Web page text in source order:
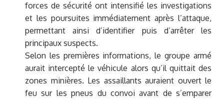
forces de sécurité ont intensifié les investigations
et les poursuites immédiatement après l’attaque,
permettant ainsi d’identifier puis d’arrêter les
principaux suspects.
Selon les premières informations, le groupe armé
aurait intercepté le véhicule alors qu’il quittait des
zones minières. Les assaillants auraient ouvert le
feu sur les pneus du convoi avant de s’emparer